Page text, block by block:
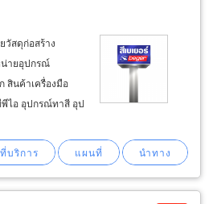
วัสดุก่อสร้าง
น่ายอุปกรณ์
สินค้าเครื่องมือ
ไอ อุปกรณ์ทาสี อุป
ถึงบ้าน รับประกัน
องคนเชียงใหม่